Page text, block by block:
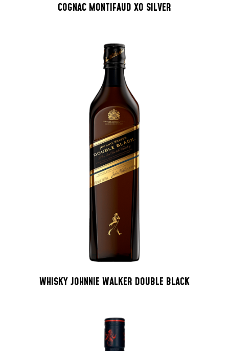
COGNAC MONTIFAUD XO SILVER
WHISKY JOHNNIE WALKER DOUBLE BLACK